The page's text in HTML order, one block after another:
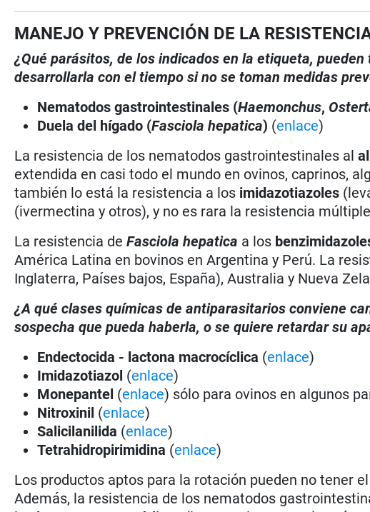
MANEJO Y PREVENCIÓN DE LA
¿Qué parásitos, de los indicados en la etiqueta,
desarrollarla con el tiempo si no se toman medidas
Nematodos gastrointestinales (Haemonchus,
Duela del hígado (Fasciola hepatica) (enlace)
La resistencia de los nematodos gastrointestinales al
extendida en casi todo el mundo en ovinos, caprinos,
también lo está la resistencia a los imidazotiazoles
(ivermectina y otros), y no es rara la resistencia
La resistencia deFasciola hepatica a los
América Latina en bovinos en Argentina y Perú. La
Inglaterra, Países bajos, España), Australia y Nueva
¿A qué clases químicas de antiparasitarios conviene
sospecha que pueda haberla, o se quiere retardar su
Endectocida - lactona macrocíclica (enlace)
Imidazotiazol (enlace)
Monepantel (enlace) sólo para ovinos en algunos
Nitroxinil (enlace)
Salicilanilida (enlace)
Tetrahidropirimidina (enlace)
Los productos aptos para la rotación pueden no tener
Además, la resistencia de los nematodos